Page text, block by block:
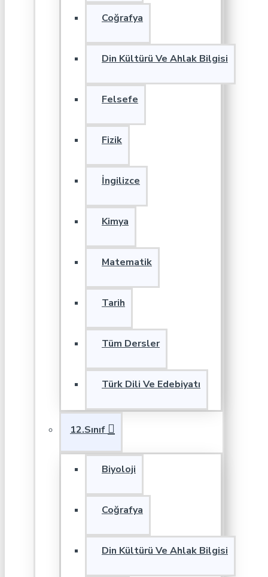
Coğrafya
Din Kültürü Ve Ahlak Bilgisi
Felsefe
Fizik
İngilizce
Kimya
Matematik
Tarih
Tüm Dersler
Türk Dili Ve Edebiyatı
12.Sınıf
Biyoloji
Coğrafya
Din Kültürü Ve Ahlak Bilgisi